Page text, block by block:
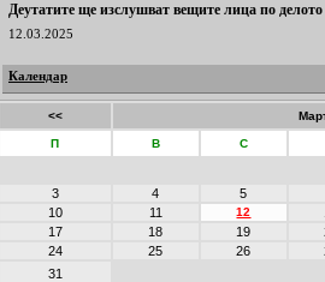
Деутатите ще изслушват вещите лица по делото
12.03.2025
Календар
<<
П В С
3 4
5
10
11 12
17
18 19
24
25 26
31